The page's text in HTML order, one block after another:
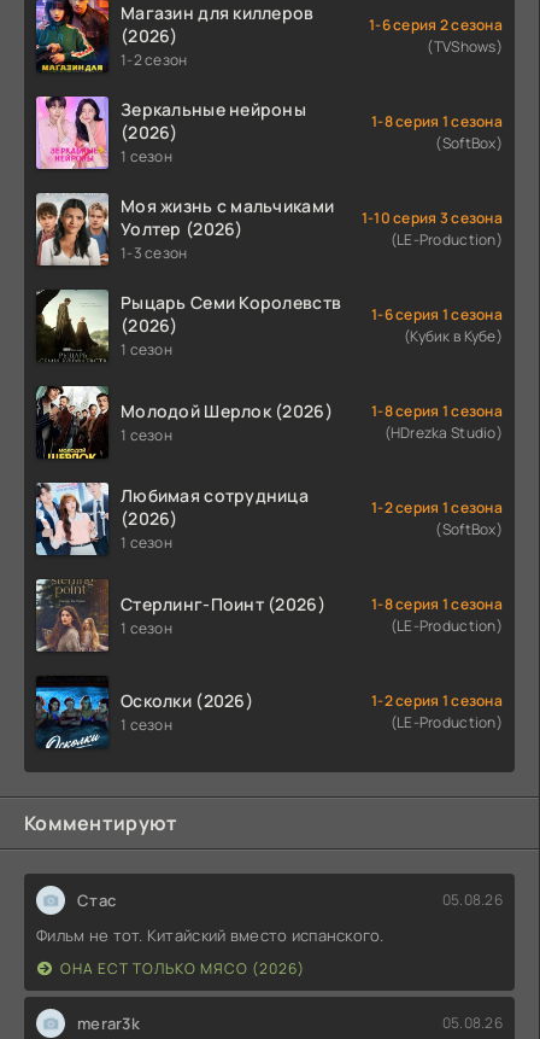
Магазин для киллеров
(2026)
1-2 сезон
1-6 серия 2 сезона
(TVShows)
Зеркальные нейроны
(2026)
1 сезон
1-8 серия 1 сезона
(SoftBox)
Моя жизнь с мальчиками
Уолтер (2026)
1-3 сезон
1-10 серия 3 сезона
(LE-Production)
Рыцарь Семи Королевств
(2026)
1 сезон
1-6 серия 1 сезона
(Кубик в Кубе)
Молодой Шерлок (2026)
1 сезон
1-8 серия 1 сезона
(HDrezka Studio)
Любимая сотрудница
(2026)
1 сезон
1-2 серия 1 сезона
(SoftBox)
Стерлинг-Поинт (2026)
1 сезон
1-8 серия 1 сезона
(LE-Production)
Осколки (2026)
1 сезон
1-2 серия 1 сезона
(LE-Production)
Комментируют
Стас 05.08.26
Фильм не тот. Китайский вместо испанского.
ОНА ЕСТ ТОЛЬКО МЯСО (2026)
merar3k 05.08.26